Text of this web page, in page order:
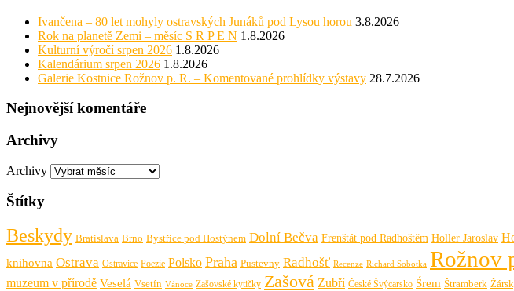
Ivančena – 80 let mohyly ostravských Junáků pod Lysou horou 3.8.2026
Rok na planetě Zemi – měsíc S R P E N 1.8.2026
Kulturní výročí srpen 2026 1.8.2026
Kalendárium srpen 2026 1.8.2026
Galerie Kostnice Rožnov p. R. – Komentované prohlídky výstavy 28.7.2026
Nejnovější komentáře
Archivy
Archivy
Štítky
Beskydy Bratislava Brno Bystřice pod Hostýnem Dolní Bečva Frenštát pod Radhoštěm Holler Jaroslav
knihovna Ostrava Ostravice Poezie Polsko Praha Pustevny Radhošť Recenze Richard Sobotka Rožnov
muzeum v přírodě Veselá Vsetín Vánoce Zašovské kytičky Zašová Zubří České Švýcarsko Śrem Štramberk